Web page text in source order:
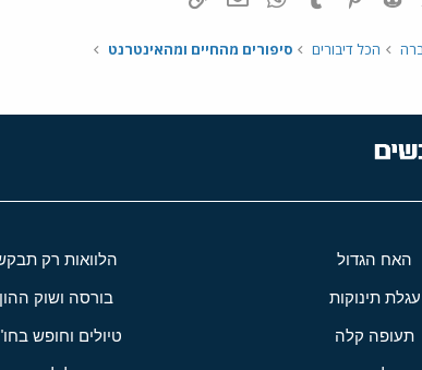
הכל דיבורים סיפורים מהחיים ומהאינטרנט
האח הגדול הלוואות רק
עגלת תינוקות בורסה ושוק ההון
תעופה קלה טיולים וחופש